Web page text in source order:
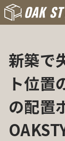
新築で
ト位置
の配置